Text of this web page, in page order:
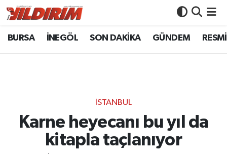
BURSA İNEGÖL SON DAKİKA GÜNDEM
İSTANBUL
Karne heyecanı bu yıl da
kitapla taçlanıyor
BURSA
GÜNDEM
RESMİ İLANLAR
Bursa Nöbetçi Eczaneler
Bursa Trafik Yoğunluk Haritası
Süper Lig Puan Durumu ve Fikstür